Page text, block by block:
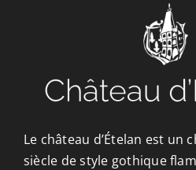
Le château d’Ételan est un
siècle de style gothique